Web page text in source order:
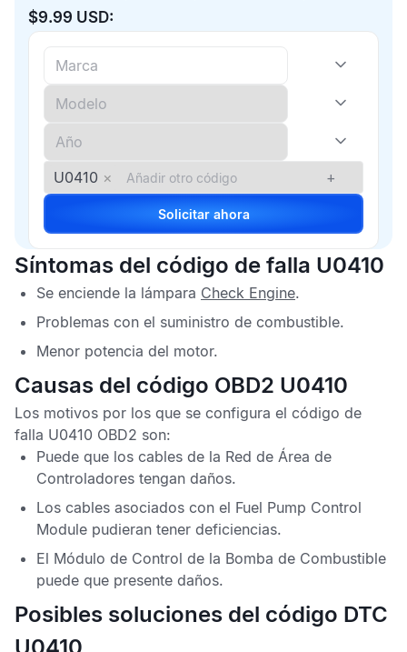
$9.99 USD:
U0410 × +
Solicitar ahora
Síntomas del código de falla U0410
Se enciende la lámpara Check Engine.
Problemas con el suministro de combustible.
Menor potencia del motor.
Causas del código OBD2 U0410
Los motivos por los que se configura el código de
falla U0410 OBD2 son:
Puede que los cables de la Red de Área de
Controladores tengan daños.
Los cables asociados con el Fuel Pump Control
Module pudieran tener deficiencias.
El Módulo de Control de la Bomba de Combustible
puede que presente daños.
Posibles soluciones del código DTC